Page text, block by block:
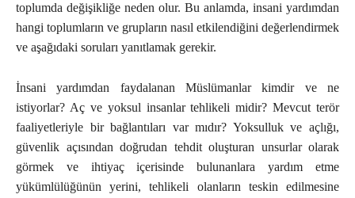
toplumda değişikliğe neden olur. Bu anlamda, insani yardımdan
hangi toplumların ve grupların nasıl etkilendiğini değerlendirmek
ve aşağıdaki soruları yanıtlamak gerekir.
İnsani yardımdan faydalanan Müslümanlar kimdir ve ne
istiyorlar? Aç ve yoksul insanlar tehlikeli midir? Mevcut terör
faaliyetleriyle bir bağlantıları var mıdır? Yoksulluk ve açlığı,
güvenlik açısından doğrudan tehdit oluşturan unsurlar olarak
görmek ve ihtiyaç içerisinde bulunanlara yardım etme
yükümlülüğünün yerini, tehlikeli olanların teskin edilmesine